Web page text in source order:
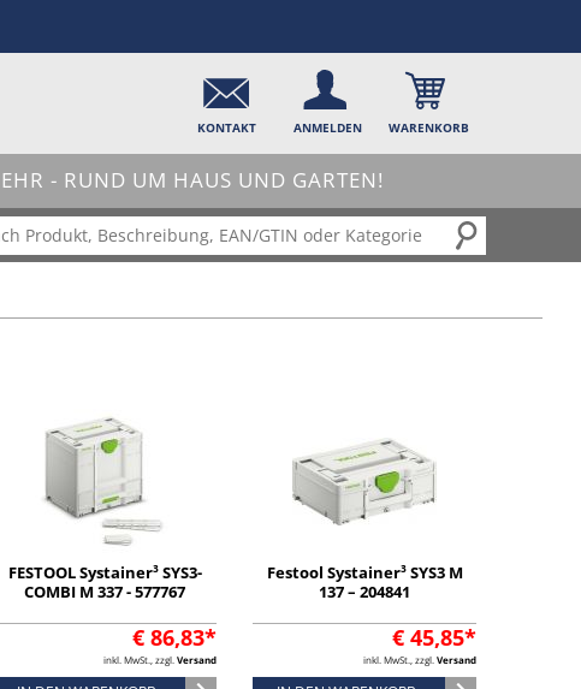
KONTAKT ANMELDEN WARENKORB
- RUND UM HAUS UND GARTEN!
FESTOOL Systainer³ SYS3-
COMBI M 337 - 577767
€ 86,83*
inkl. MwSt., zzgl. Versand
Festool Systainer³ SYS3 M
137 – 204841
€ 45,85*
inkl. MwSt., zzgl. Versand